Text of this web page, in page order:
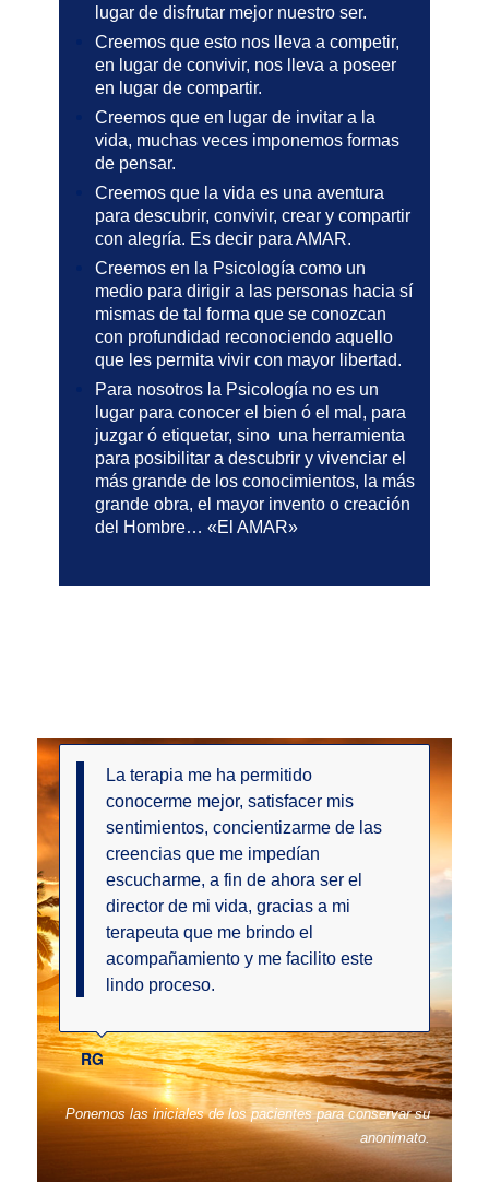
lugar de disfrutar mejor nuestro ser.
Creemos que esto nos lleva a competir,
en lugar de convivir, nos lleva a poseer
en lugar de compartir.
Creemos que en lugar de invitar a la
vida, muchas veces imponemos formas
de pensar.
Creemos que la vida es una aventura
para descubrir, convivir, crear y compartir
con alegría. Es decir para AMAR.
Creemos en la Psicología como un
medio para dirigir a las personas hacia sí
mismas de tal forma que se conozcan
con profundidad reconociendo aquello
que les permita vivir con mayor libertad.
Para nosotros la Psicología no es un
lugar para conocer el bien ó el mal, para
juzgar ó etiquetar, sino una herramienta
para posibilitar a descubrir y vivenciar el
más grande de los conocimientos, la más
grande obra, el mayor invento o creación
del Hombre… «El AMAR»
La terapia me ha permitido
conocerme mejor, satisfacer mis
sentimientos, concientizarme de las
creencias que me impedían
escucharme, a fin de ahora ser el
director de mi vida, gracias a mi
terapeuta que me brindo el
acompañamiento y me facilito este
lindo proceso.
RG
Ponemos las iniciales de los pacientes para conservar su
anonimato.